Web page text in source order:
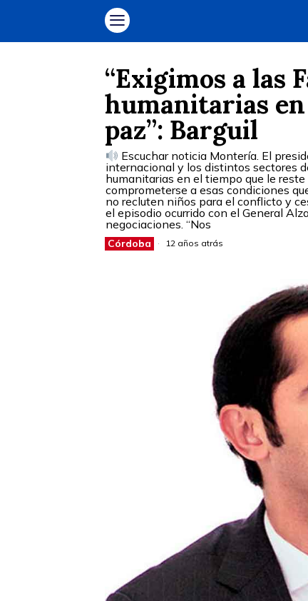
“Exigimos a las
humanitarias
paz”: Barguil
Escuchar noticia Montería. El
internacional y los distintos sectores
humanitarias en el tiempo que le
comprometerse a esas condiciones
no recluten niños para el conflicto y
el episodio ocurrido con el General
negociaciones. “Nos
Córdoba 12 años atrás